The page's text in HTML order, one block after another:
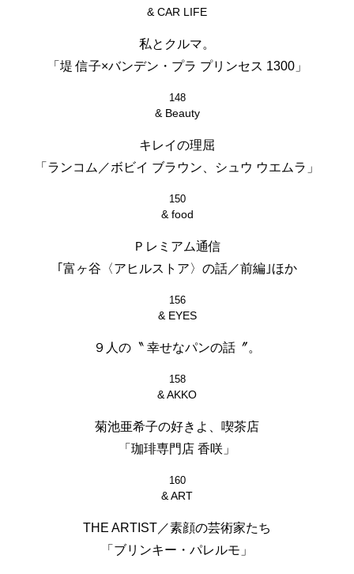
& CAR LIFE
私とクルマ。
「堤 信子×バンデン・プラ プリンセス 1300」
148
& Beauty
キレイの理屈
「ランコム／ボビイ ブラウン、シュウ ウエムラ」
150
& food
Ｐレミアム通信
｢富ヶ谷〈アヒルストア〉の話／前編｣ほか
156
& EYES
９人の〝 幸せなパンの話〞。
158
& AKKO
菊池亜希子の好きよ、喫茶店
「珈琲専門店 香咲」
160
& ART
THE ARTIST／素顔の芸術家たち
「ブリンキー・パレルモ」